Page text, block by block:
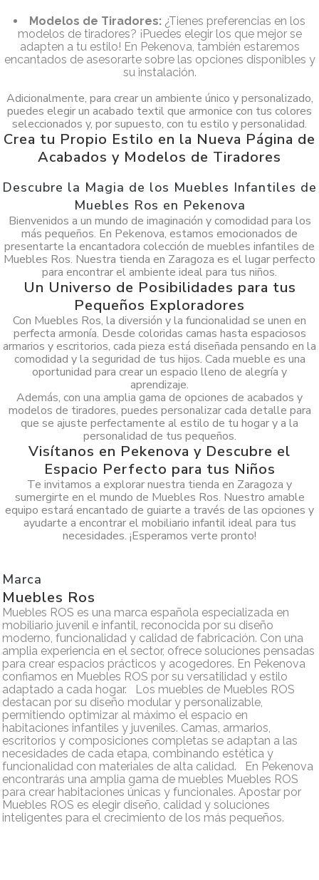
Modelos de Tiradores: ¿Tienes preferencias en los
modelos de tiradores? ¡Puedes elegir los que mejor se
adapten a tu estilo! En Pekenova, también estaremos
encantados de asesorarte sobre las opciones disponibles y
su instalación.
Adicionalmente, para crear un ambiente único y personalizado,
puedes elegir un acabado textil que armonice con tus colores
seleccionados y, por supuesto, con tu estilo y personalidad.
Crea tu Propio Estilo en la Nueva Página de
Acabados y Modelos de Tiradores
Descubre la Magia de los Muebles Infantiles de
Muebles Ros en Pekenova
Bienvenidos a un mundo de imaginación y comodidad para los
más pequeños. En Pekenova, estamos emocionados de
presentarte la encantadora colección de muebles infantiles de
Muebles Ros. Nuestra tienda en Zaragoza es el lugar perfecto
para encontrar el ambiente ideal para tus niños.
Un Universo de Posibilidades para tus
Pequeños Exploradores
Con Muebles Ros, la diversión y la funcionalidad se unen en
perfecta armonía. Desde coloridas camas hasta espaciosos
armarios y escritorios, cada pieza está diseñada pensando en la
comodidad y la seguridad de tus hijos. Cada mueble es una
oportunidad para crear un espacio lleno de alegría y
aprendizaje.
Además, con una amplia gama de opciones de acabados y
modelos de tiradores, puedes personalizar cada detalle para
que se ajuste perfectamente al estilo de tu hogar y a la
personalidad de tus pequeños.
Visítanos en Pekenova y Descubre el
Espacio Perfecto para tus Niños
Te invitamos a explorar nuestra tienda en Zaragoza y
sumergirte en el mundo de Muebles Ros. Nuestro amable
equipo estará encantado de guiarte a través de las opciones y
ayudarte a encontrar el mobiliario infantil ideal para tus
necesidades. ¡Esperamos verte pronto!
Marca
Muebles Ros
Muebles ROS es una marca española especializada en
mobiliario juvenil e infantil, reconocida por su diseño
moderno, funcionalidad y calidad de fabricación. Con una
amplia experiencia en el sector, ofrece soluciones pensadas
para crear espacios prácticos y acogedores. En Pekenova
confiamos en Muebles ROS por su versatilidad y estilo
adaptado a cada hogar. Los muebles de Muebles ROS
destacan por su diseño modular y personalizable,
permitiendo optimizar al máximo el espacio en
habitaciones infantiles y juveniles. Camas, armarios,
escritorios y composiciones completas se adaptan a las
necesidades de cada etapa, combinando estética y
funcionalidad con materiales de alta calidad. En Pekenova
encontrarás una amplia gama de muebles Muebles ROS
para crear habitaciones únicas y funcionales. Apostar por
Muebles ROS es elegir diseño, calidad y soluciones
inteligentes para el crecimiento de los más pequeños.